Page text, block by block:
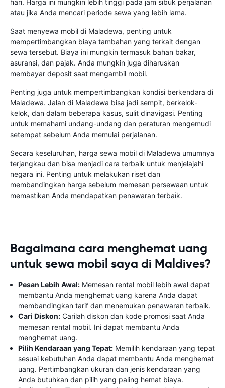
hari. Harga ini mungkin lebih tinggi pada jam sibuk perjalanan
atau jika Anda mencari periode sewa yang lebih lama.
Saat menyewa mobil di Maladewa, penting untuk
mempertimbangkan biaya tambahan yang terkait dengan
sewa tersebut. Biaya ini mungkin termasuk bahan bakar,
asuransi, dan pajak. Anda mungkin juga diharuskan
membayar deposit saat mengambil mobil.
Penting juga untuk mempertimbangkan kondisi berkendara di
Maladewa. Jalan di Maladewa bisa jadi sempit, berkelok-
kelok, dan dalam beberapa kasus, sulit dinavigasi. Penting
untuk memahami undang-undang dan peraturan mengemudi
setempat sebelum Anda memulai perjalanan.
Secara keseluruhan, harga sewa mobil di Maladewa umumnya
terjangkau dan bisa menjadi cara terbaik untuk menjelajahi
negara ini. Penting untuk melakukan riset dan
membandingkan harga sebelum memesan persewaan untuk
memastikan Anda mendapatkan penawaran terbaik.
Bagaimana cara menghemat uang
untuk sewa mobil saya di Maldives?
Pesan Lebih Awal: Memesan rental mobil lebih awal dapat
membantu Anda menghemat uang karena Anda dapat
membandingkan tarif dan menemukan penawaran terbaik.
Cari Diskon: Carilah diskon dan kode promosi saat Anda
memesan rental mobil. Ini dapat membantu Anda
menghemat uang.
Pilih Kendaraan yang Tepat: Memilih kendaraan yang tepat
sesuai kebutuhan Anda dapat membantu Anda menghemat
uang. Pertimbangkan ukuran dan jenis kendaraan yang
Anda butuhkan dan pilih yang paling hemat biaya.